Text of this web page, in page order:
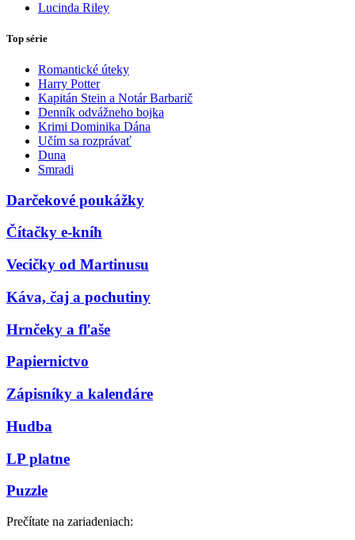
Lucinda Riley
Top série
Romantické úteky
Harry Potter
Kapitán Stein a Notár Barbarič
Denník odvážneho bojka
Krimi Dominika Dána
Učím sa rozprávať
Duna
Smradi
Darčekové poukážky
Čítačky e-kníh
Vecičky od Martinusu
Káva, čaj a pochutiny
Hrnčeky a fľaše
Papiernictvo
Zápisníky a kalendáre
Hudba
LP platne
Puzzle
Prečítate na zariadeniach: